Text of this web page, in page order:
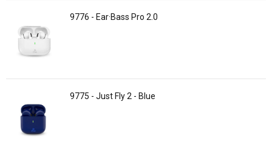
9776 - Ear·Bass Pro 2.0
9775 - Just Fly 2 - Blue